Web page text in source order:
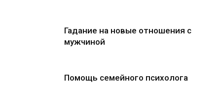
Гадание на новые отношения с
мужчиной
Помощь семейного психолога